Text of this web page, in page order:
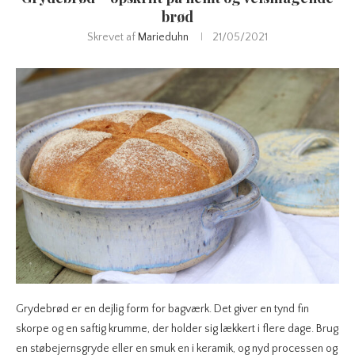
brød
Skrevet af Marieduhn 21/05/2021
Grydebrød er en dejlig form for bagværk. Det giver en tynd fin
skorpe og en saftig krumme, der holder sig lækkert i flere dage. Brug
en støbejernsgryde eller en smuk en i keramik, og nyd processen og